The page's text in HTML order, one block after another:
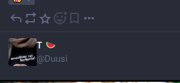
T
@Duusi